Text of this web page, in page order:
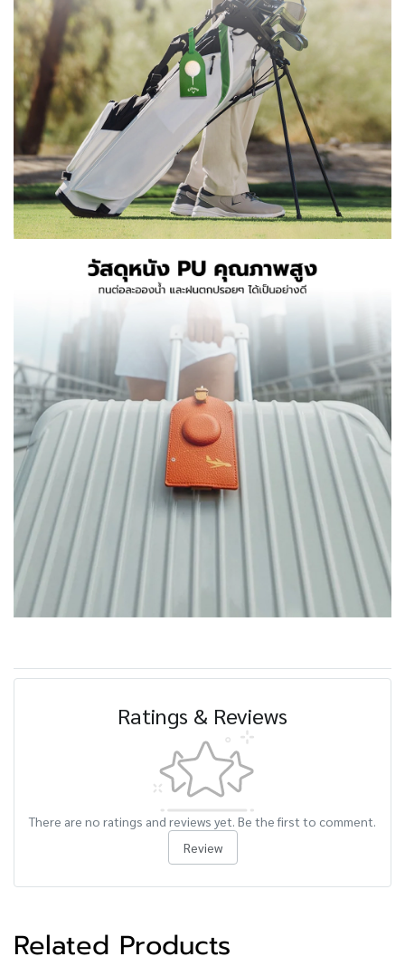
Ratings & Reviews
There are no ratings and reviews yet. Be the first to comment.
Review
Related Products